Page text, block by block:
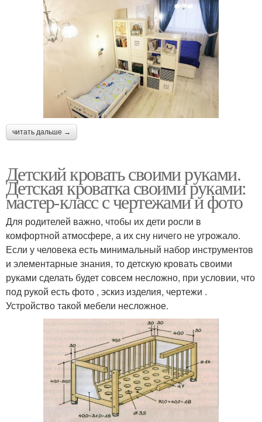
читать дальше →
Детский кровать своими руками.
Детская кроватка своими руками:
мастер-класс с чертежами и фото
Для родителей важно, чтобы их дети росли в
комфортной атмосфере, а их сну ничего не угрожало.
Если у человека есть минимальный набор инструментов
и элементарные знания, то детскую кровать своими
руками сделать будет совсем несложно, при условии, что
под рукой есть фото , эскиз изделия, чертежи .
Устройство такой мебели несложное.